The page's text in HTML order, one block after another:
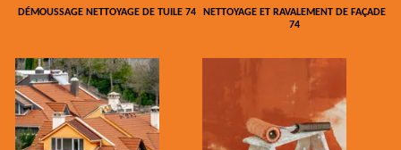
DÉMOUSSAGE NETTOYAGE DE TUILE 74
NETTOYAGE ET RAVALEMENT DE FAÇADE
74